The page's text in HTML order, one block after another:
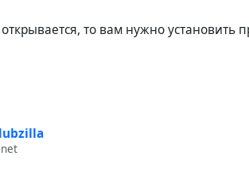
открывается, то вам нужно